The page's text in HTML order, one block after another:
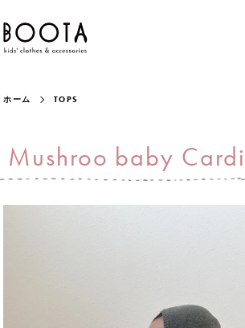
ホーム TOPS
Mushroo baby